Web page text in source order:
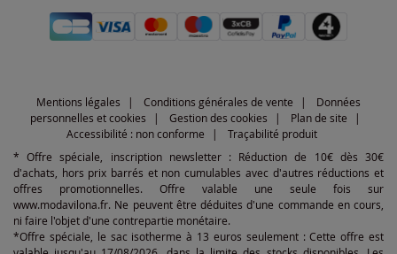
Mentions légales Conditions générales de vente
Données
personnelles et cookies
Gestion des cookies
Plan de site
Accessibilité : non conforme
Traçabilité produit
* Offre spéciale, inscription newsletter : Réduction de 10€ dès 30€
d'achats, hors prix barrés et non cumulables avec d'autres réductions et
offres promotionnelles. Offre valable une seule fois sur
www.modavilona.fr. Ne peuvent être déduites d'une commande en cours,
ni faire l'objet d'une contrepartie monétaire.
*Offre spéciale, le sac isotherme à 13 euros seulement : Cette offre est